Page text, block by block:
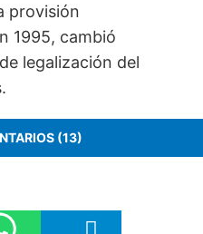
provisión
1995, cambió
legalización del
(13)